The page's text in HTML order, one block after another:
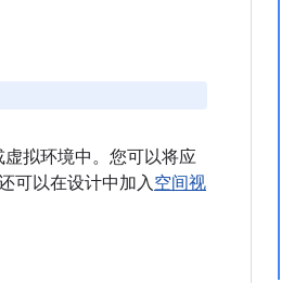
拟环境中。您可以将应
可以在设计中加入空间视